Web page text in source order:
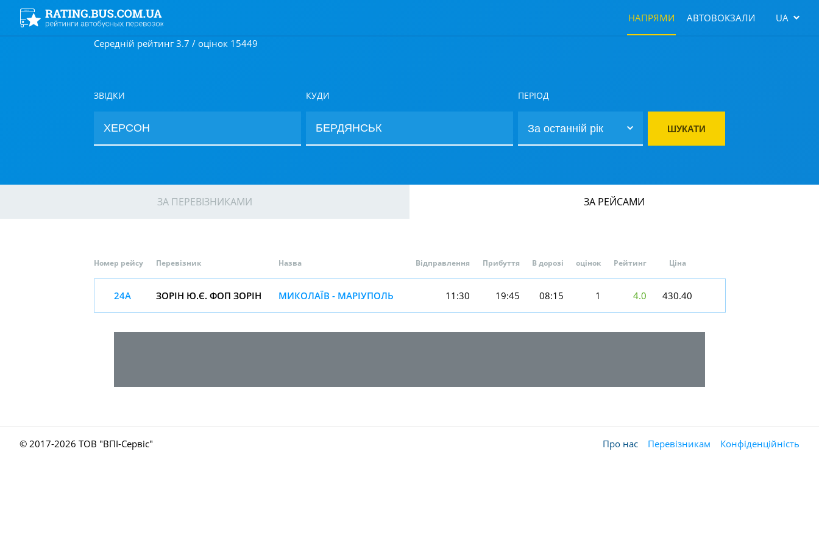
НАПРЯМИ АВТОВОКЗАЛИ UA
Середній рейтинг 3.7 / оцінок 15449
ЗВІДКИ КУДИ ПЕРІОД
ШУКАТИ
ЗА ПЕРЕВІЗНИКАМИ ЗА РЕЙСАМИ
Номер рейсу Перевізник Назва Відправлення Прибуття В дорозі оцінок Рейтинг Ціна
24А ЗОРІН Ю.Є. ФОП ЗОРІН МИКОЛАЇВ - МАРІУПОЛЬ 11:30 19:45 08:15 1 4.0 430.40
© 2017-2026 ТОВ "ВПІ-Сервіс" Про нас Перевізникам Конфіденційність